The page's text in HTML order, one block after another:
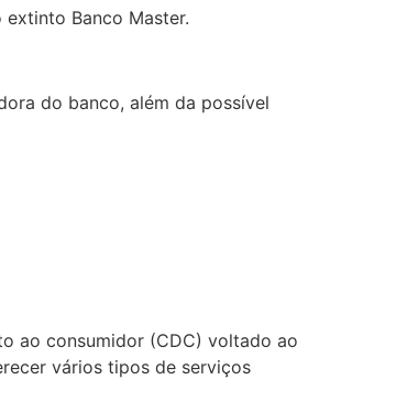
Banco Master.
do banco, além da possível
ao consumidor (CDC) voltado ao
vários tipos de serviços